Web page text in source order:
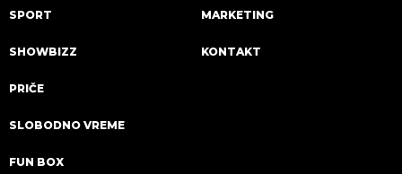
SPORT
SHOWBIZZ
PRIČE
SLOBODNO VREME
FUN BOX
MARKETING
KONTAKT